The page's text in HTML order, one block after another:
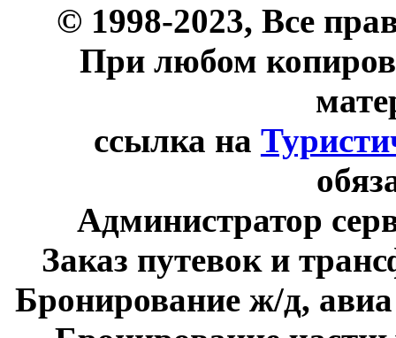
© 1998-2023, Все
При любом
ссылка на
Администратор
Заказ путевок и
Бронирование ж/д,